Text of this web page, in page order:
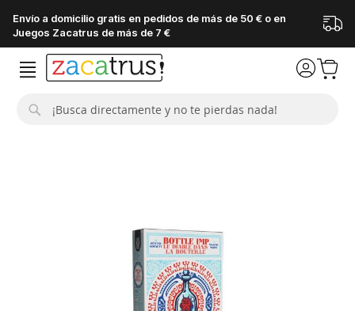
Envío a domicilio gratis en pedidos de más de 50 € o en
Juegos Zacatrus de más de 7 €